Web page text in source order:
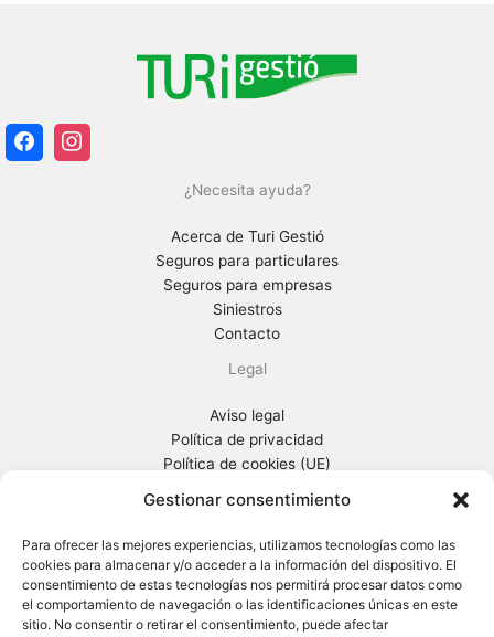
Gestionar consentimiento
Para ofrecer las mejores experiencias, utilizamos tecnologías como las
cookies para almacenar y/o acceder a la información del dispositivo. El
consentimiento de estas tecnologías nos permitirá procesar datos como
el comportamiento de navegación o las identificaciones únicas en este
sitio. No consentir o retirar el consentimiento, puede afectar
¿Necesita ayuda?
Acerca de Turi Gestió
Seguros para particulares
Seguros para empresas
Siniestros
Contacto
Legal
Aviso legal
Política de privacidad
Política de cookies (UE)
Ctra. Sta Creu de Calafell, 65-67
08830 Sant Boi de Llobregat (Barcelona)
Tel. 93 652 96 80